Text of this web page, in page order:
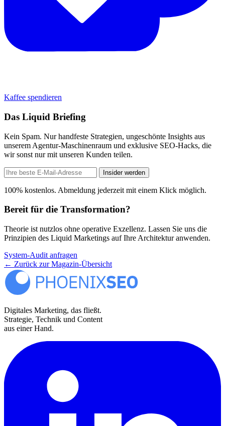
Kaffee spendieren
Das Liquid Briefing
Kein Spam. Nur handfeste Strategien, ungeschönte Insights aus
unserem Agentur-Maschinenraum und exklusive SEO-Hacks, die
wir sonst nur mit unseren Kunden teilen.
Insider werden
100% kostenlos. Abmeldung jederzeit mit einem Klick möglich.
Bereit für die Transformation?
Theorie ist nutzlos ohne operative Exzellenz. Lassen Sie uns die
Prinzipien des Liquid Marketings auf Ihre Architektur anwenden.
System-Audit anfragen
← Zurück zur Magazin-Übersicht
Digitales Marketing, das fließt.
Strategie, Technik und Content
aus einer Hand.